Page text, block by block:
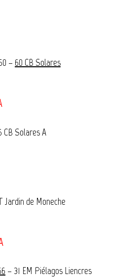
– 60 CB Solares
CB Solares A
Jardin de Moneche
– 31 EM Piélagos Liencres